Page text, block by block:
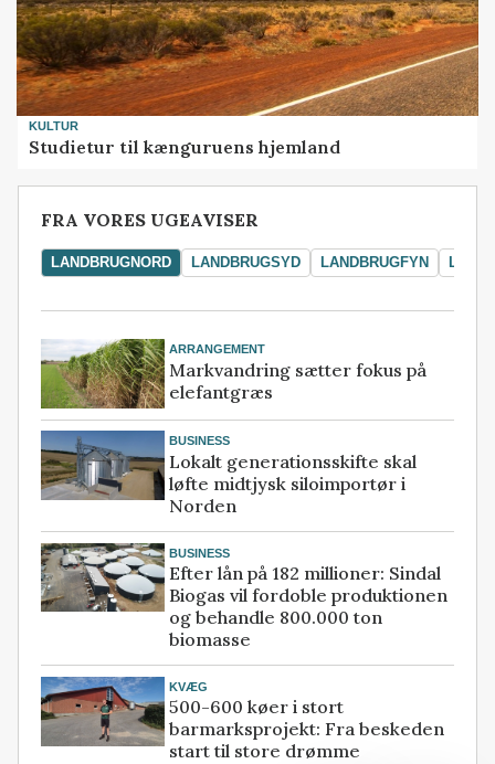
KULTUR
Studietur til kænguruens hjemland
FRA VORES UGEAVISER
LANDBRUGNORD LANDBRUGSYD LANDBRUGFYN
ARRANGEMENT
Markvandring sætter fokus på
elefantgræs
BUSINESS
Lokalt generationsskifte skal
løfte midtjysk siloimportør i
Norden
BUSINESS
Efter lån på 182 millioner: Sindal
Biogas vil fordoble produktionen
og behandle 800.000 ton
biomasse
KVÆG
500-600 køer i stort
barmarksprojekt: Fra beskeden
start til store drømme